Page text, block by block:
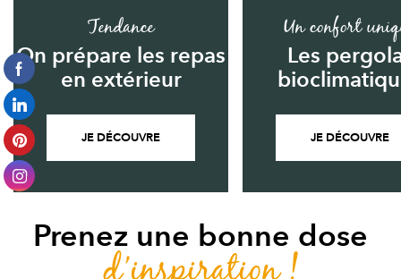
Tendance
On prépare les repas
en extérieur
JE DÉCOUVRE
Un confort
Les
JE DÉCOUVRE
Prenez une bonne dose